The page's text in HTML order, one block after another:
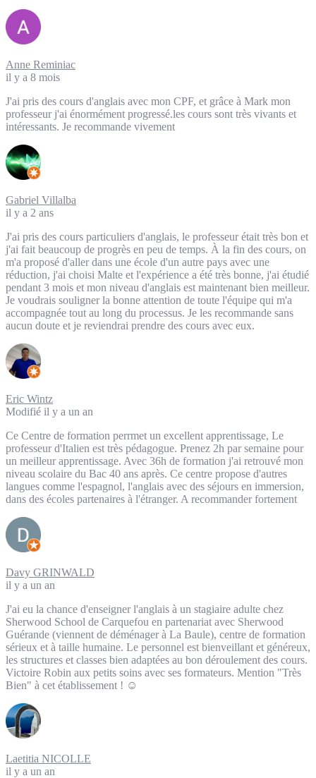
Anne Reminiac
il y a 8 mois
J'ai pris des cours d'anglais avec mon CPF, et grâce à Mark mon
professeur j'ai énormément progressé.les cours sont très vivants et
intéressants. Je recommande vivement
Gabriel Villalba
il y a 2 ans
J'ai pris des cours particuliers d'anglais, le professeur était très bon et
j'ai fait beaucoup de progrès en peu de temps. À la fin des cours, on
m'a proposé d'aller dans une école d'un autre pays avec une
réduction, j'ai choisi Malte et l'expérience a été très bonne, j'ai étudié
pendant 3 mois et mon niveau d'anglais est maintenant bien meilleur.
Je voudrais souligner la bonne attention de toute l'équipe qui m'a
accompagnée tout au long du processus. Je les recommande sans
aucun doute et je reviendrai prendre des cours avec eux.
Eric Wintz
Modifié il y a un an
Ce Centre de formation perrmet un excellent apprentissage, Le
professeur d'Italien est très pédagogue. Prenez 2h par semaine pour
un meilleur apprentissage. Avec 36h de formation j'ai retrouvé mon
niveau scolaire du Bac 40 ans après. Ce centre propose d'autres
langues comme l'espagnol, l'anglais avec des séjours en immersion,
dans des écoles partenaires à l'étranger. A recommander fortement
Davy GRINWALD
il y a un an
J'ai eu la chance d'enseigner l'anglais à un stagiaire adulte chez
Sherwood School de Carquefou en partenariat avec Sherwood
Guérande (viennent de déménager à La Baule), centre de formation
sérieux et à taille humaine. Le personnel est bienveillant et généreux,
les structures et classes bien adaptées au bon déroulement des cours.
Victoire Robin aux petits soins avec ses formateurs. Mention "Très
Bien" à cet établissement ! ☺️
Laetitia NICOLLE
il y a un an